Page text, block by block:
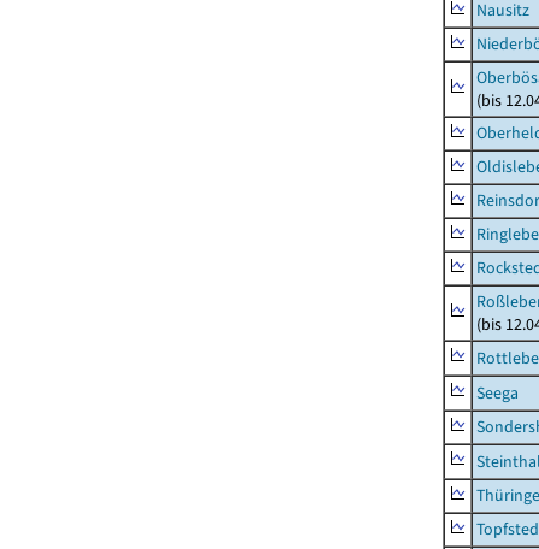
Nausitz
(bis
(bis
Seega